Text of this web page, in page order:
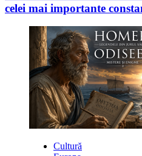
celei mai importante
Cultură